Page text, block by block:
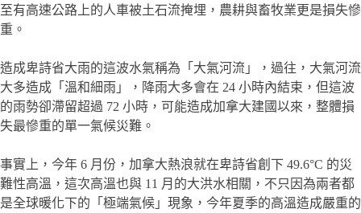
至有高速公路上的人車被土石流掩埋，農耕與畜牧業更是損失慘
重。
造成卑詩省大雨的這波水氣稱為「大氣河流」，過往，大氣河流
大多造成「溫和細雨」，降雨大多會在 24 小時內結束，但這波
的雨勢卻滯留超過 72 小時，可能造成加拿大建國以來，整體損
失最慘重的單一氣候災難。
事實上，今年 6 月份，加拿大熱浪就在卑詩省創下 49.6°C 的災
難性高溫，這次高溫也與 11 月的大洪水相關，不只因為兩者都
是全球暖化下的「極端氣候」現象，今年夏季的高溫造成嚴重的